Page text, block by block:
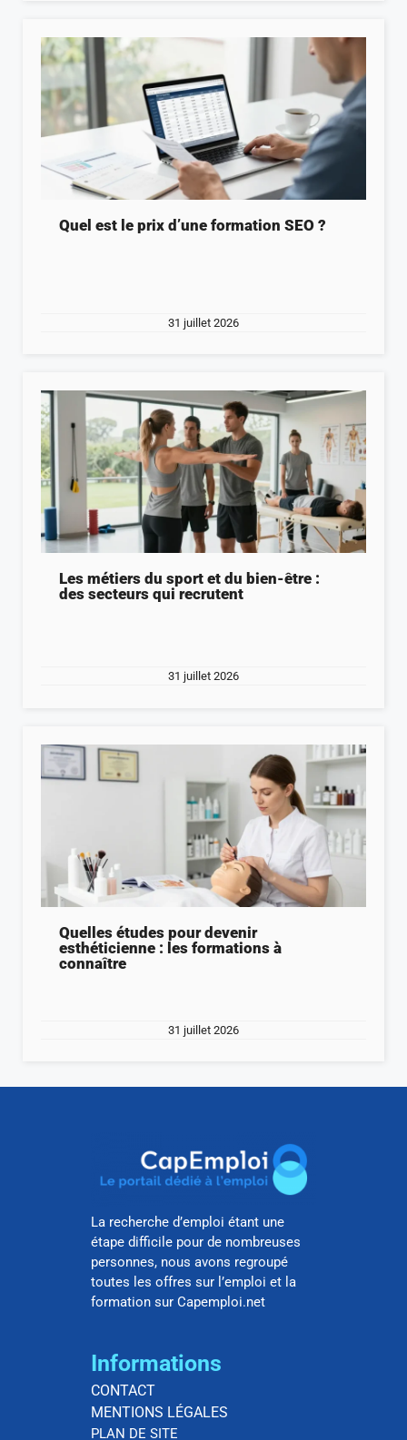
Quel est le prix d’une formation SEO ?
31 juillet 2026
Les métiers du sport et du bien-être :
des secteurs qui recrutent
31 juillet 2026
Quelles études pour devenir
esthéticienne : les formations à
connaître
31 juillet 2026
La recherche d’emploi étant une
étape difficile pour de nombreuses
personnes, nous avons regroupé
toutes les offres sur l’emploi et la
formation sur Capemploi.net
Informations
CONTACT
MENTIONS LÉGALES
PLAN DE SITE